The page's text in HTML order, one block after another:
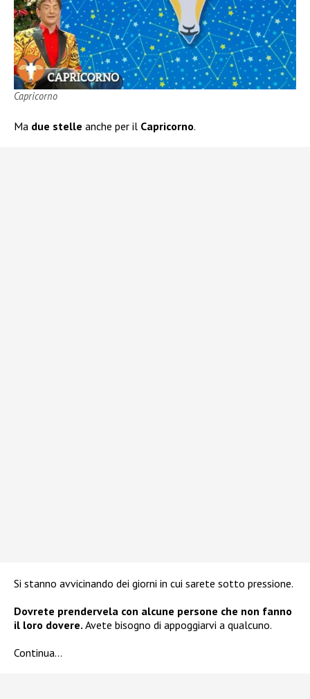
Capricorno
Ma due stelle anche per il Capricorno.
Si stanno avvicinando dei giorni in cui sarete sotto pressione.
Dovrete prendervela con alcune persone che non fanno
il loro dovere. Avete bisogno di appoggiarvi a qualcuno.
Continua…